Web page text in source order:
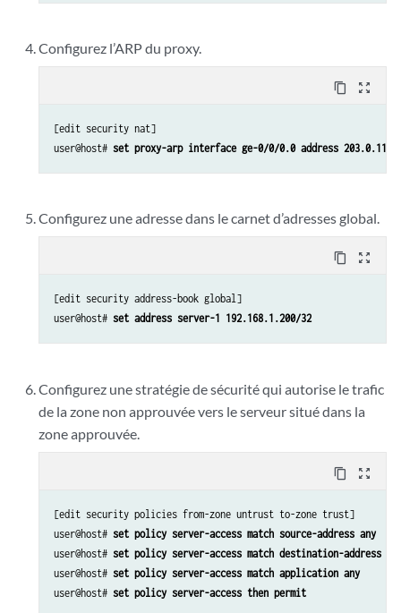
Configurez l’ARP du proxy.
content_copy zoom_out_map
[edit security nat]
user@host# set proxy-arp interface ge-0/0/0.0 address
Configurez une adresse dans le carnet d’adresses global.
content_copy zoom_out_map
[edit security address-book global]
user@host# set address server-1 192.168.1.200/32
Configurez une stratégie de sécurité qui autorise le trafic
de la zone non approuvée vers le serveur situé dans la
zone approuvée.
content_copy zoom_out_map
[edit security policies from-zone untrust to-zone trust]
user@host# set policy server-access match source-address any
user@host# set policy server-access match destination-address
user@host# set policy server-access match application any
user@host# set policy server-access then permit